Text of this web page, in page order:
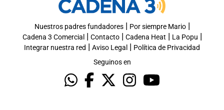
Nuestros padres fundadores| Por siempre Mario|
Cadena 3 Comercial | Contacto| Cadena Heat | La Popu |
Integrar nuestra red | Aviso Legal | Política de Privacidad
Seguinos en